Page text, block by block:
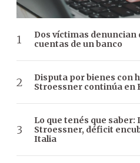
Dos víctimas denuncian
cuentas de un banco
Disputa por bienes con
Stroessner continúa en
Lo que tenés que saber:
Stroessner, déficit
Italia